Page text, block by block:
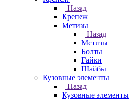
Назад
Крепеж
Метизы
Назад
Метизы
Болты
Гайки
Шайбы
Кузовные элементы
Назад
Кузовные элементы